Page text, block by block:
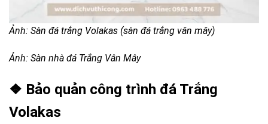
Ảnh: Sàn đá trắng Volakas (sàn đá trắng vân mây)
Ảnh: Sàn nhà đá Trắng Vân Mây
❖ Bảo quản công trình đá Trắng
Volakas